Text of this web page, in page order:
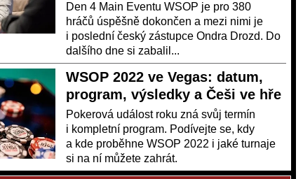
Den 4 Main Eventu WSOP je pro 380
hráčů úspěšně dokončen a mezi nimi je
i poslední český zástupce Ondra Drozd. Do
dalšího dne si zabalil...
WSOP 2022 ve Vegas: datum,
program, výsledky a Češi ve hře
Pokerová událost roku zná svůj termín
i kompletní program. Podívejte se, kdy
a kde proběhne WSOP 2022 i jaké turnaje
si na ní můžete zahrát.